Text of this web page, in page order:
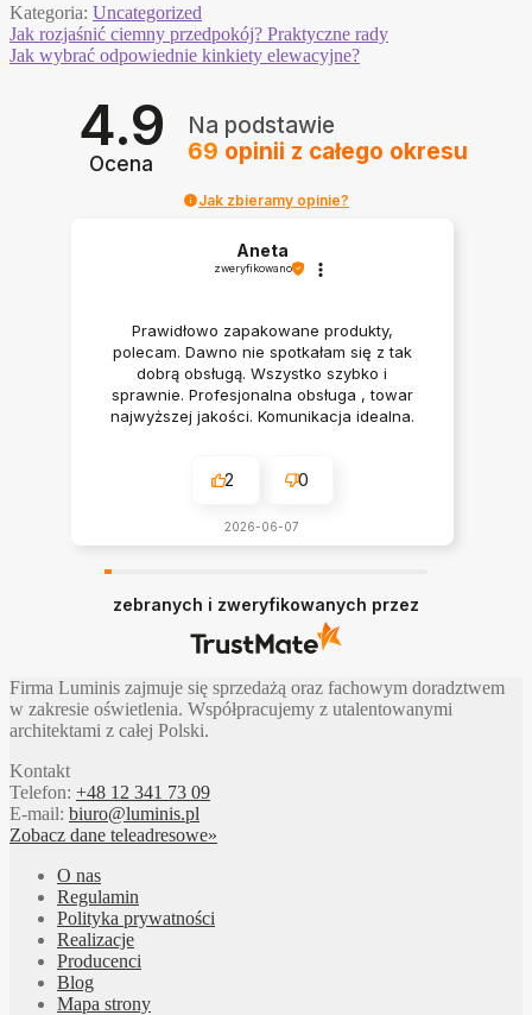
Kategoria: Uncategorized
Nawigacja
wpisu
Poprzedni
wpis:
Jak rozjaśnić ciemny przedpokój? Praktyczne rady
Następny
Jak wybrać odpowiednie kinkiety elewacyjne?
4.9
Ocena
Na podstawie
69 opinii z całego okresu
Jak zbieramy opinie?
Aneta
zweryfikowano
Prawidłowo zapakowane produkty,
polecam. Dawno nie spotkałam się z tak
dobrą obsługą. Wszystko szybko i
sprawnie. Profesjonalna obsługa , towar
najwyższej jakości. Komunikacja idealna.
2 0
2026-06-07
zebranych i zweryfikowanych przez
Firma Luminis zajmuje się sprzedażą oraz fachowym doradztwem
w zakresie oświetlenia. Współpracujemy z utalentowanymi
architektami z całej Polski.
Kontakt
Telefon: +48 12 341 73 09
E-mail: biuro@luminis.pl
Zobacz dane teleadresowe»
O nas
Regulamin
Polityka prywatności
Realizacje
Producenci
Blog
Mapa strony